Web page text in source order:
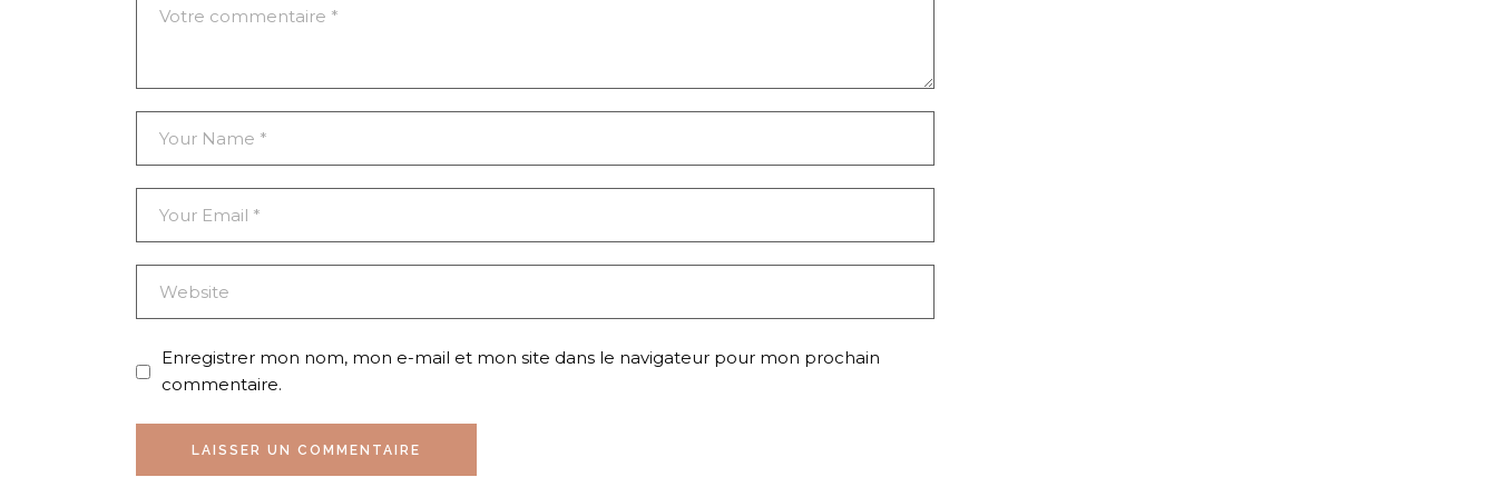
Enregistrer mon nom, mon e-mail et mon site dans le navigateur pour mon prochain
commentaire.
LAISSER UN COMMENTAIRE